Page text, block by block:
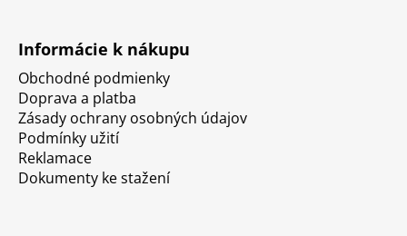
Informácie k nákupu
Obchodné podmienky
Doprava a platba
Zásady ochrany osobných údajov
Podmínky užití
Reklamace
Dokumenty ke stažení